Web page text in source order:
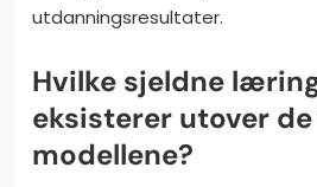
utdanningsresultater.
Hvilke sjeldne
eksisterer utover
modellene?